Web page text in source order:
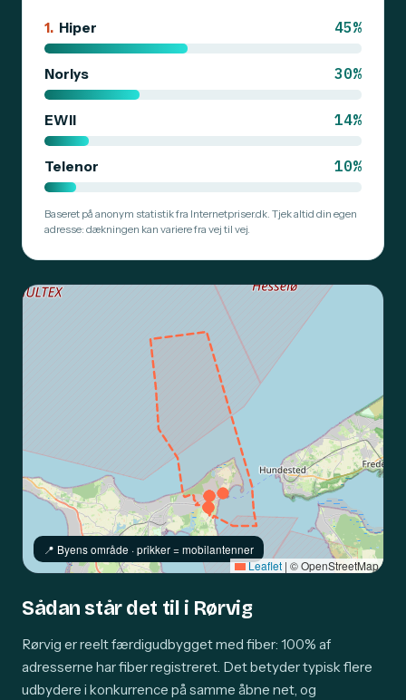
1. Hiper 45%
Norlys 30%
EWII 14%
Telenor 10%
Baseret på anonym statistik fra Internetpriser.dk. Tjek altid din egen
adresse: dækningen kan variere fra vej til vej.
📍️ Byens område · prikker = mobilantenner
Leaflet | © OpenStreetMap
Sådan står det til i Rørvig
Rørvig er reelt færdigudbygget med fiber: 100% af
adresserne har fiber registreret. Det betyder typisk flere
udbydere i konkurrence på samme åbne net, og